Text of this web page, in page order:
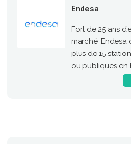
Endesa
Fort de 25 ans
marché, Endesa
plus de 15
ou publiques en